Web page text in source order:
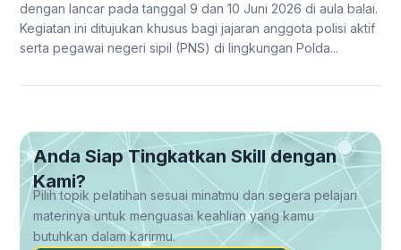
dengan lancar pada tanggal 9 dan 10 Juni 2026 di aula balai.
Kegiatan ini ditujukan khusus bagi jajaran anggota polisi aktif
serta pegawai negeri sipil (PNS) di lingkungan Polda...
Anda Siap Tingkatkan Skill dengan
Kami?
Pilih topik pelatihan sesuai minatmu dan segera pelajari
materinya untuk menguasai keahlian yang kamu
butuhkan dalam karirmu.